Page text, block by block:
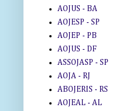
AOJUS - BA
AOJESP - SP
AOJEP - PB
AOJUS - DF
ASSOJASP - SP
AOJA - RJ
ABOJERIS - RS
AOJEAL - AL